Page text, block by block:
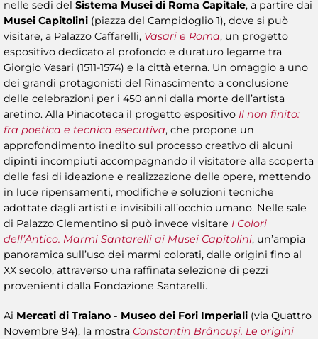
nelle sedi del Sistema Musei di Roma Capitale, a partire dai
Musei Capitolini (piazza del Campidoglio 1), dove si può
visitare, a Palazzo Caffarelli, Vasari e Roma, un progetto
espositivo dedicato al profondo e duraturo legame tra
Giorgio Vasari (1511-1574) e la città eterna. Un omaggio a uno
dei grandi protagonisti del Rinascimento a conclusione
delle celebrazioni per i 450 anni dalla morte dell’artista
aretino. Alla Pinacoteca il progetto espositivo Il non finito:
fra poetica e tecnica esecutiva, che propone un
approfondimento inedito sul processo creativo di alcuni
dipinti incompiuti accompagnando il visitatore alla scoperta
delle fasi di ideazione e realizzazione delle opere, mettendo
in luce ripensamenti, modifiche e soluzioni tecniche
adottate dagli artisti e invisibili all’occhio umano. Nelle sale
di Palazzo Clementino si può invece visitare I Colori
dell’Antico. Marmi Santarelli ai Musei Capitolini, un’ampia
panoramica sull’uso dei marmi colorati, dalle origini fino al
XX secolo, attraverso una raffinata selezione di pezzi
provenienti dalla Fondazione Santarelli.
Ai Mercati di Traiano - Museo dei Fori Imperiali (via Quattro
Novembre 94), la mostra Constantin Brâncuși. Le origini